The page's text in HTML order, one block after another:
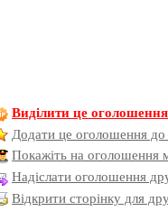
Виділити це оголошення
Додати це оголошення до
Покажіть на оголошення
Надіслати оголошення
Відкрити сторінку для